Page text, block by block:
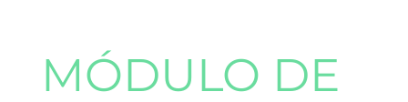
MÓDULO DE